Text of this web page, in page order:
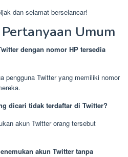
dan selamat berselancar!
Umum
dengan nomor HP tersedia
pengguna Twitter yang memiliki nomor
dicari tidak terdaftar di Twitter?
akun Twitter orang tersebut
akun Twitter tanpa